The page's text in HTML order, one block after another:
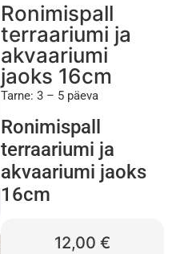
Ronimispall
terraariumi ja
akvaariumi
jaoks 16cm
Tarne: 3 – 5 päeva
Ronimispall
terraariumi ja
akvaariumi jaoks
16cm
12,00 €